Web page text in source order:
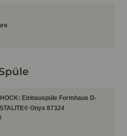
Einbauspüle Formhaus D-
Onyx 87324